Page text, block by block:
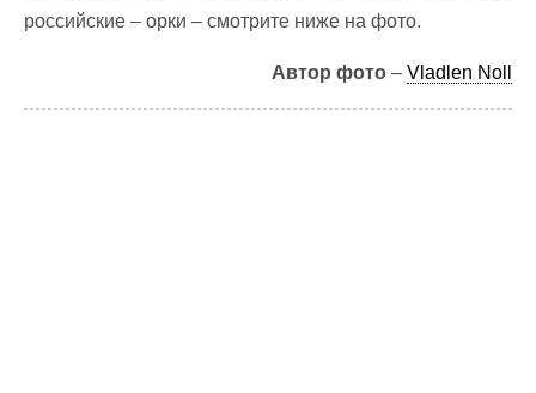
российские – орки – смотрите ниже на фото.
Автор фото – Vladlen Noll